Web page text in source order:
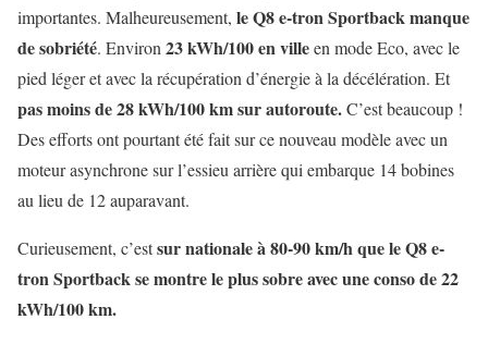
importantes. Malheureusement, le Q8 e-tron Sportback manque
de sobriété. Environ23 kWh/100 en villeen mode Eco, avec le
pied léger et avec la récupération d’énergie à la décélération. Et
pas moins de 28 kWh/100 km sur autoroute.C’est beaucoup !
Des efforts ont pourtant été fait sur ce nouveau modèle avec un
moteur asynchrone sur l’essieu arrière qui embarque 14 bobines
au lieu de 12 auparavant.
Curieusement, c’estsur nationale à 80-90 km/h que le Q8 e-
tron Sportback se montre le plus sobre avec une conso de 22
kWh/100 km.